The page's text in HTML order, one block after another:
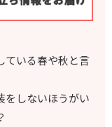
ている春や秋と言
をしないほうがい